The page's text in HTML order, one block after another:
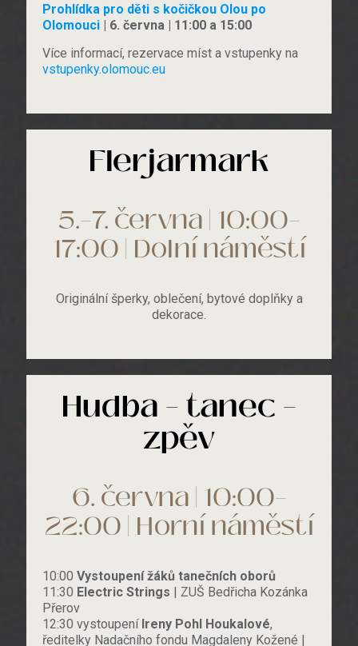
Prohlídka pro děti s kočičkou Olou po
Olomouci | 6. června | 11:00 a 15:00
Více informací, rezervace míst a vstupenky na
vstupenky.olomouc.eu
Flerjarmark
5.–7. června | 10:00–
17:00 | Dolní náměstí
Originální šperky, oblečení, bytové doplňky a
dekorace.
Hudba – tanec –
zpěv
6. června | 10:00–
22:00 | Horní náměstí
10:00 Vystoupení žáků tanečních oborů
11:30 Electric Strings | ZUŠ Bedřicha Kozánka
Přerov
12:30 vystoupení Ireny Pohl Houkalové,
ředitelky Nadačního fondu Magdaleny Kožené |